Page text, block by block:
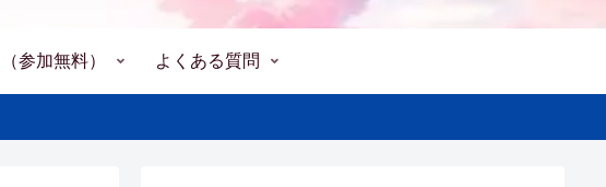
参加無料） よくある質問